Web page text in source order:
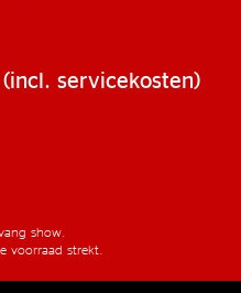
servicekosten)
show.
voorraad strekt.